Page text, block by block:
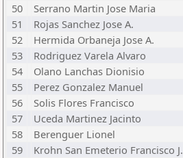
50
Serrano Martin Jose Maria
51
Rojas Sanchez Jose A.
52
Hermida Orbaneja Jose A.
53
Rodriguez Varela Alvaro
54
Olano Lanchas Dionisio
55
Perez Gonzalez Manuel
56
Solis Flores Francisco
57
Uceda Martinez Jacinto
58
Berenguer Lionel
59
Krohn San Emeterio Francisco J.